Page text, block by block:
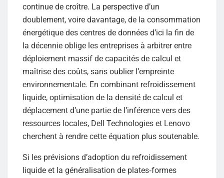
continue de croître. La perspective d’un
doublement, voire davantage, de la consommation
énergétique des centres de données d’ici la fin de
la décennie oblige les entreprises à arbitrer entre
déploiement massif de capacités de calcul et
maîtrise des coûts, sans oublier l’empreinte
environnementale. En combinant refroidissement
liquide, optimisation de la densité de calcul et
déplacement d’une partie de l’inférence vers des
ressources locales, Dell Technologies et Lenovo
cherchent à rendre cette équation plus soutenable.
Si les prévisions d’adoption du refroidissement
liquide et la généralisation de plates‑formes